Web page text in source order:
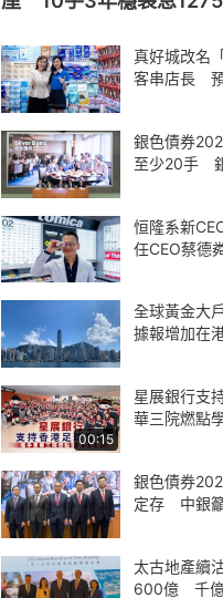
真好城改名
客串店長
銀色債券
至少20手
恒隆系新
任CEO蔡德
全球黃金大
據報增加在
00:15
星展銀行支
華三院燃點
銀色債券
定存 中銀
太古地產續
600億 千億